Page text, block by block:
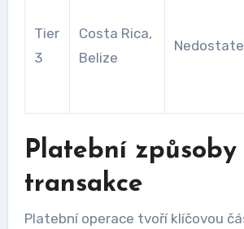
Tier
3
Costa Rica,
Belize
Platební způsoby
transakce
Platební operace tvoří klíčovou